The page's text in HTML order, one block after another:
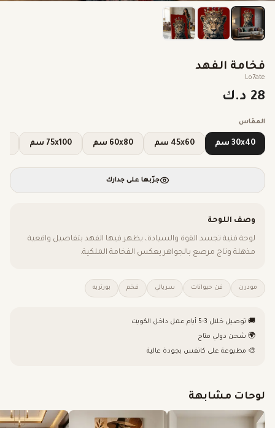
فخامة الفهد
Lo7ate
28 د.ك
المقاس
30x40 سم 45x60 سم 60x80 سم 75x100 سم
جرّبها على جدارك
وصف اللوحة
لوحة فنية تجسد القوة والسيادة، يظهر فيها الفهد بتفاصيل واقعية
مذهلة وتاج مرصع بالجواهر يعكس الفخامة الملكية.
مودرن فن حيوانات سريالي فخم بورتريه
🚚 توصيل خلال 3-5 أيام عمل داخل الكويت
🌍 شحن دولي متاح
🎨 مطبوعة على كانفس بجودة عالية
لوحات مشابهة